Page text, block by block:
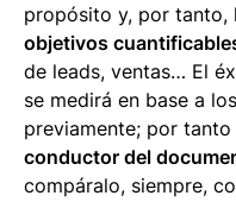
propósito y, por tanto,
objetivos
de leads, ventas… El
se medirá en base a
previamente; por
conductor del
compáralo, siempre,